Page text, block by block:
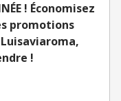
! Économisez
promotions
!